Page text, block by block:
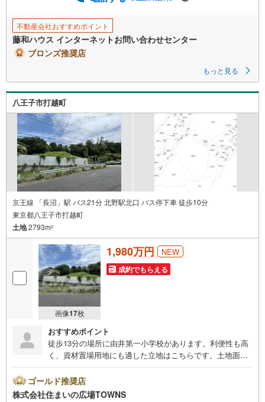
存
す
不動産会社おすすめポイント
藤和ハウス インターネットお問い合わせセンター
ブロンズ推奨店
もっと見る
八王子市打越町
京王線 「長沼」駅 バス21分 北野駅北口 バス停下車 徒歩10分
東京都八王子市打越町
土地2793m2
画像17枚
1,980万円 NEW
成約でもらえる
おすすめポイント
徒歩13分の場所に由井第一小学校があります。利便性も高
く、資材置場用地にも適した立地はこちらです。土地面積
に立地しています。売地をお探しの方におすすめの土地で
す。
ゴールド推奨店
株式会社住まいの広場TOWNS